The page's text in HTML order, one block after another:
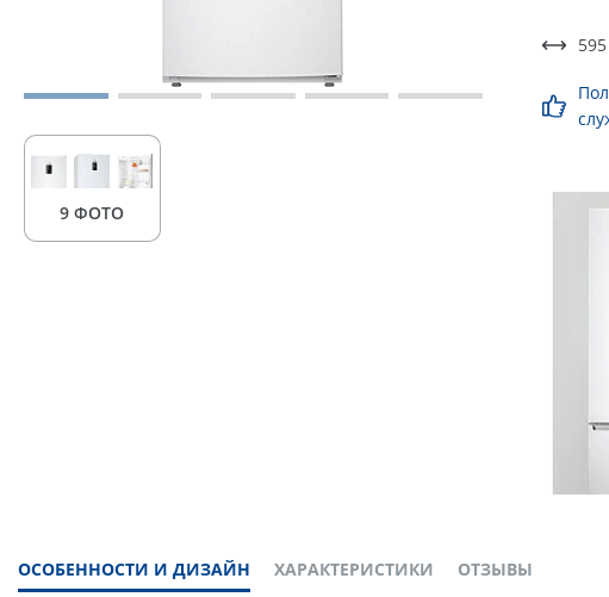
9 ФОТО
ОСОБЕННОСТИ И ДИЗАЙН ХАРАКТЕРИСТИКИ ОТЗЫВЫ